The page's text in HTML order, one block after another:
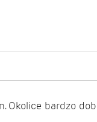
Okolice bardzo